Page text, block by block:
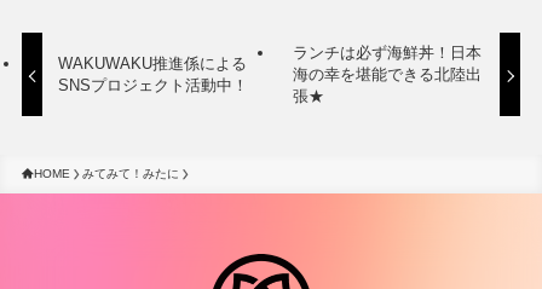
WAKUWAKU推進係による
SNSプロジェクト活動中！
ランチは必ず海鮮丼！日本
海の幸を堪能できる北陸出
張★
HOME みてみて！みたに